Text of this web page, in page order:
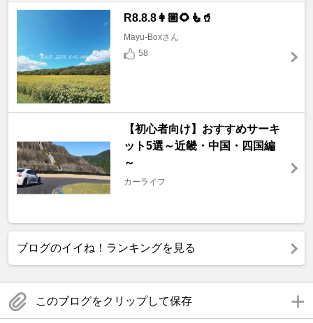
R8.8.8👩🏼🌻🧜🥤
Mayu-Boxさん
58
【初心者向け】おすすめサーキ
ット5選～近畿・中国・四国編
～
カーライフ
ブログのイイね！ランキングを見る
このブログをクリップして保存